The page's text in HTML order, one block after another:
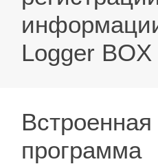
Logger BOX
Встроенная
программа